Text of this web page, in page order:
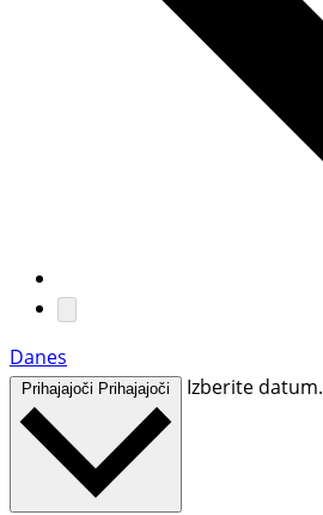
Danes
Prihajajoči Prihajajoči Izberite datum.